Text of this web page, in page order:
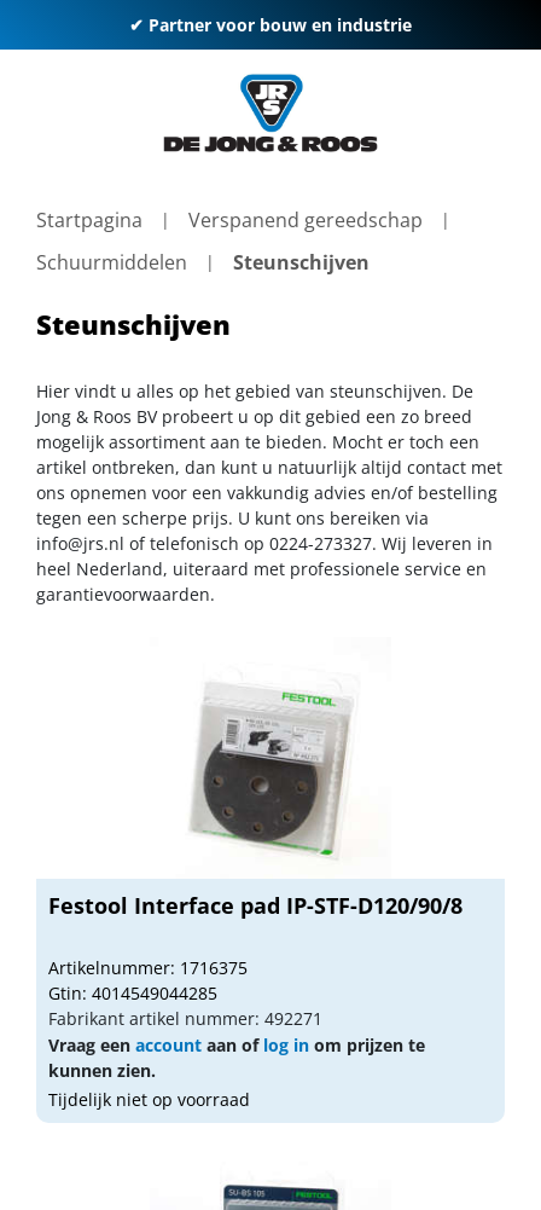
✔ Partner voor bouw en industrie
Startpagina
Verspanend gereedschap
Schuurmiddelen
Steunschijven
Steunschijven
Hier vindt u alles op het gebied van steunschijven. De
Jong & Roos BV probeert u op dit gebied een zo breed
mogelijk assortiment aan te bieden. Mocht er toch een
artikel ontbreken, dan kunt u natuurlijk altijd contact met
ons opnemen voor een vakkundig advies en/of bestelling
tegen een scherpe prijs. U kunt ons bereiken via
info@jrs.nl of telefonisch op 0224-273327. Wij leveren in
heel Nederland, uiteraard met professionele service en
garantievoorwaarden.
Festool Interface pad IP-STF-D120/90/8
Artikelnummer: 1716375
Gtin: 4014549044285
Fabrikant artikel nummer: 492271
Vraag een account aan of log in om prijzen te
kunnen zien.
Tijdelijk niet op voorraad